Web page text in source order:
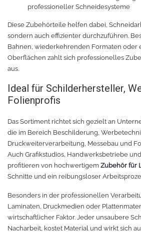
Chemica Quickflex
Chemica Hotmark Revolution
Chemica Bling-Bling
Chemica Allmark
Sonnenschutzfolie für Autos
Marathon
Rollenhalter
infokarten
Rollenständer
Materialrollen
Teflonkissen
Teflonfolie und Klebeband
professioneller Schneidesysteme
Diese Zubehörteile helfen dabei,
sondern auch effizienter durchzuführen.
Bahnen, wiederkehrenden Formaten oder
Oberflächen zahlt sich professionelles
aus.
Ideal für Schilderhersteller,
Folienprofis
Das Sortiment richtet sich gezielt an
die im Bereich Beschilderung,
Druckweiterverarbeitung, Messebau und
Auch Grafikstudios, Handwerksbetriebe
profitieren von hochwertigem Zubehör für
Schnitte und ein reibungsloser
Besonders in der professionellen
Laminaten, Druckmedien oder
wirtschaftlicher Faktor. Jeder unsaubere
Nacharbeit, kostet Material und wirkt sich